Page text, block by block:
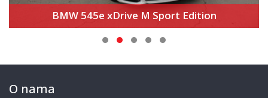
BMW 545e xDrive M Sport Edition
O nama